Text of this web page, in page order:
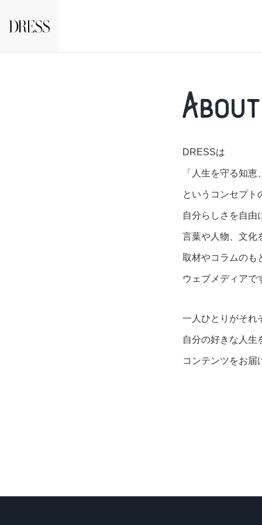
DRESSは
「人生を守る知
というコンセプト
自分らしさを自由
言葉や人物、文化
取材やコラムのも
ウェブメディアで
一人ひとりがそれ
自分の好きな人生
コンテンツをお届